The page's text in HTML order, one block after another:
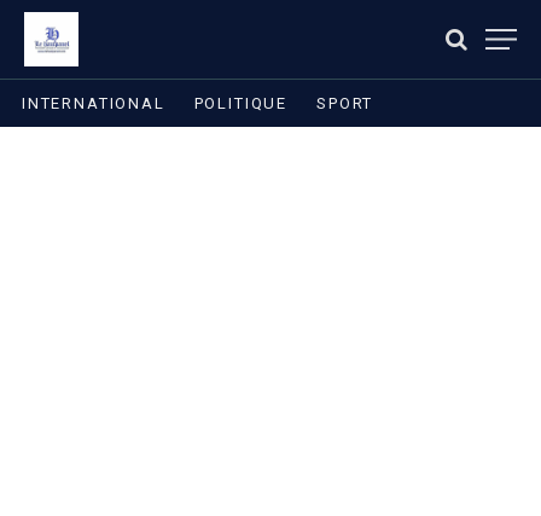
INTERNATIONAL POLITIQUE SPORT